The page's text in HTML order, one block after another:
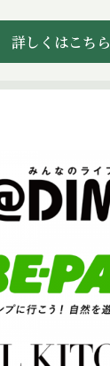
詳しくはこちら